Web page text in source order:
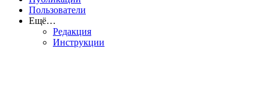
Пользователи
Ещё…
Редакция
Инструкции